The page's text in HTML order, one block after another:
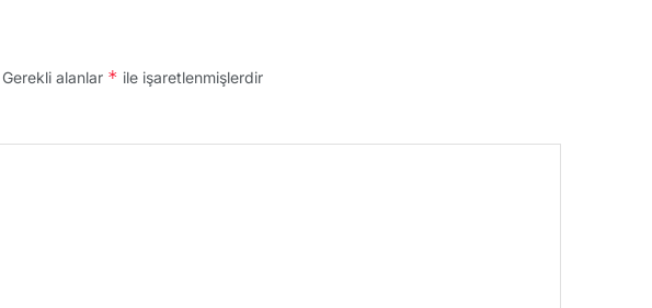
Gerekli alanlar * ile işaretlenmişlerdir